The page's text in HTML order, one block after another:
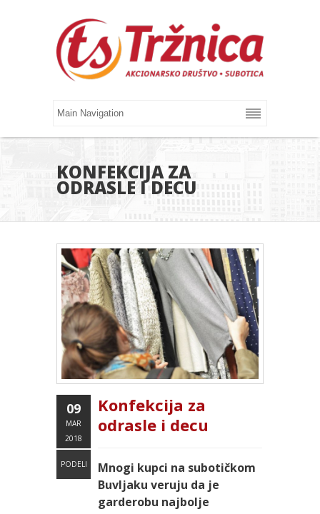
KONFEKCIJA ZA
ODRASLE I DECU
09
MAR
2018
PODELI
Konfekcija za
odrasle i decu
Mnogi kupci na subotičkom
Buvljaku veruju da je
garderobu najbolje